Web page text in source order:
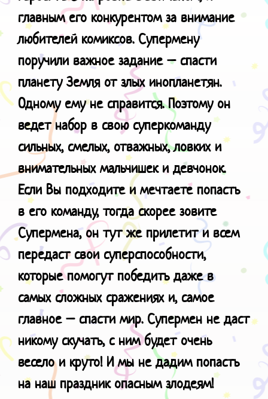
главным его конкурентом за внимание
любителей комиксов. Супермену
поручили важное задание – спасти
планету Земля от злых инопланетян.
Одному ему не справится. Поэтому он
ведет набор в свою суперкоманду
сильных, смелых, отважных, ловких и
внимательных мальчишек и девчонок.
Если Вы подходите и мечтаете попасть
в его команду, тогда скорее зовите
Супермена, он тут же прилетит и всем
передаст свои суперспособности,
которые помогут победить даже в
самых сложных сражениях и, самое
главное – спасти мир. Супермен не даст
никому скучать, с ним будет очень
весело и круто!И мы не дадим попасть
на наш праздник опасным злодеям!